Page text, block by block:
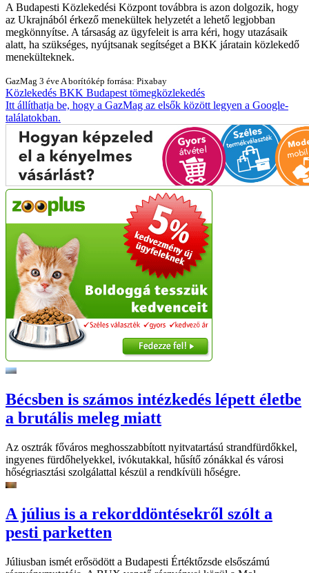
A Budapesti Közlekedési Központ továbbra is azon dolgozik, hogy
az Ukrajnából érkező menekültek helyzetét a lehető legjobban
megkönnyítse. A társaság az ügyfeleit is arra kéri, hogy utazásaik
alatt, ha szükséges, nyújtsanak segítséget a BKK járatain közlekedő
menekülteknek.
GazMag 3 éve A borítókép forrása: Pixabay
Közlekedés BKK Budapest tömegközlekedés
Itt állíthatja be, hogy a GazMag az elsők között legyen a Google-
találatokban.
Bécsben is számos intézkedés lépett életbe
a brutális meleg miatt
Az osztrák főváros meghosszabbított nyitvatartású strandfürdőkkel,
ingyenes fürdőhelyekkel, ivókutakkal, hűsítő zónákkal és városi
hőségriasztási szolgálattal készül a rendkívüli hőségre.
A július is a rekorddöntésekről szólt a
pesti parketten
Júliusban ismét erősödött a Budapesti Értéktőzsde elsőszámú